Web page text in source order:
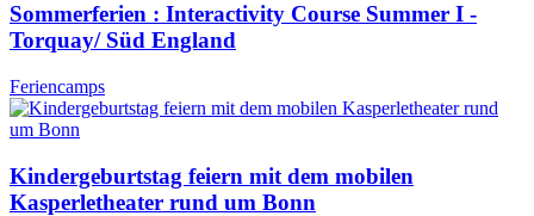
Sommerferien : Interactivity Course Summer I -
Torquay/ Süd England
Feriencamps
Kindergeburtstag feiern mit dem mobilen
Kasperletheater rund um Bonn